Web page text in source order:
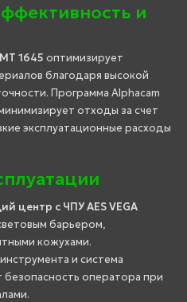
и
1645 оптимизирует
благодаря высокой
Программа Alphacam
отходы за счет
эксплуатационные расходы
центр с ЧПУ AES VEGA
барьером,
кожухами.
и система
оператора при